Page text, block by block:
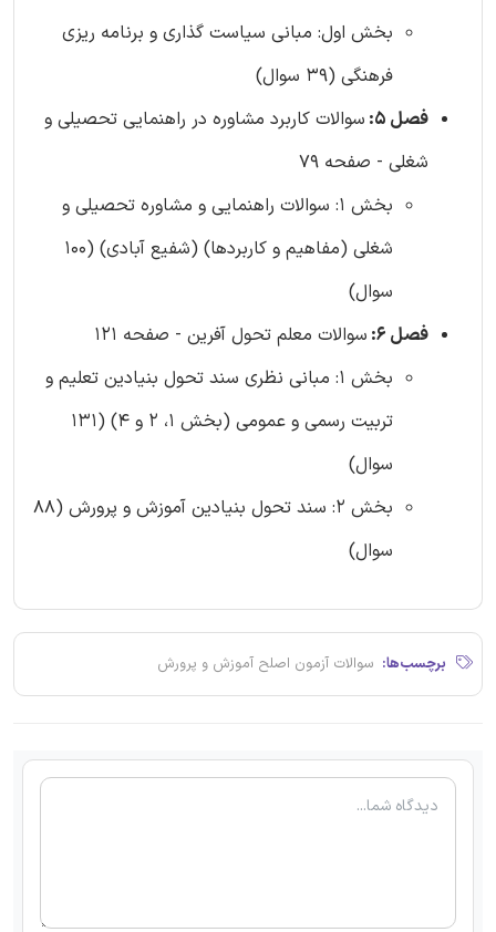
بخش اول: مبانی سیاست گذاری و برنامه ریزی
فرهنگی (39 سوال)
فصل 5:
سوالات کاربرد مشاوره در راهنمایی تحصیلی و
شغلی - صفحه 79
بخش 1: سوالات راهنمایی و مشاوره تحصیلی و
شغلی (مفاهیم و کاربردها) (شفیع آبادی) (100
سوال)
فصل 6:
سوالات معلم تحول آفرین - صفحه 121
بخش 1: مبانی نظری سند تحول بنیادین تعلیم و
تربیت رسمی و عمومی (بخش 1، 2 و 4) (131
سوال)
بخش 2: سند تحول بنیادین آموزش و پرورش (88
سوال)
برچسب‌ها: سوالات آزمون اصلح آموزش و پرورش